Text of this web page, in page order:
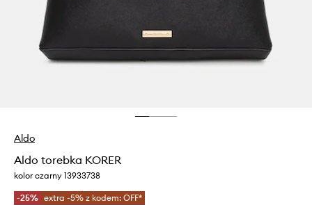
Aldo
Aldo torebka KORER
kolor czarny 13933738
-25% extra -5% z kodem: OFF*